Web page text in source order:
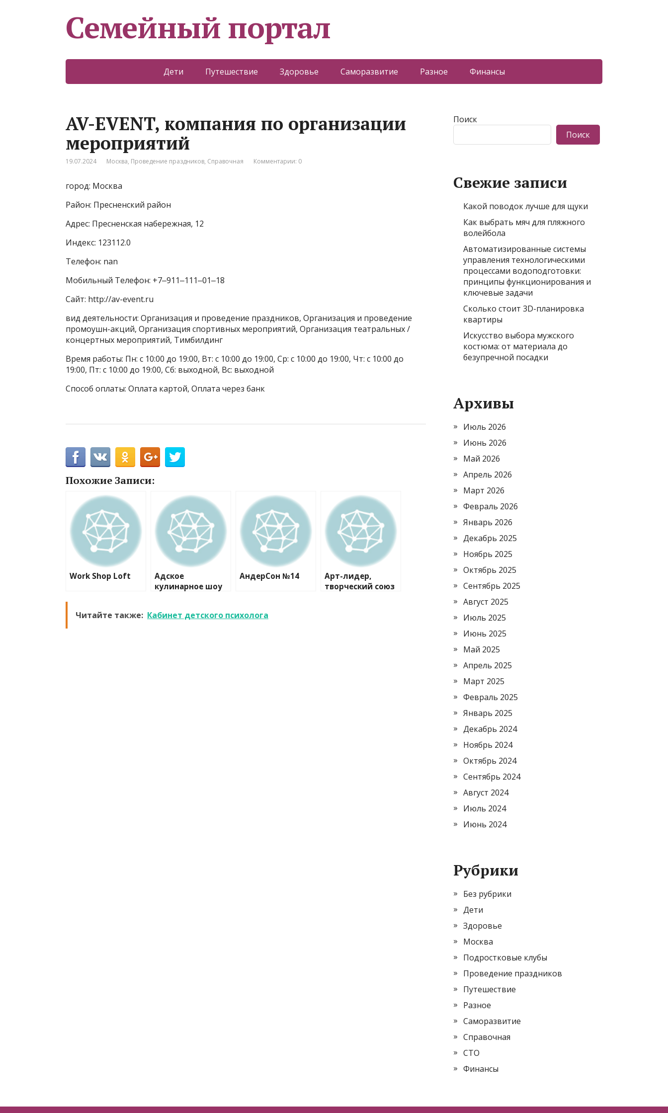
Семейный портал
Дети Путешествие Здоровье Саморазвитие Разное Финансы
AV-EVENT, компания по организации
мероприятий
19.07.2024 Москва, Проведение праздников, Справочная Комментарии: 0
город: Москва
Район: Пресненский район
Адрес: Пресненская набережная, 12
Индекс: 123112.0
Телефон: nan
Мобильный Телефон: +7‒911‒111‒01‒18
Сайт: http://av-event.ru
вид деятельности: Организация и проведение праздников, Организация и проведение
промоушн-акций, Организация спортивных мероприятий, Организация театральных /
концертных мероприятий, Тимбилдинг
Время работы: Пн: с 10:00 до 19:00, Вт: с 10:00 до 19:00, Ср: с 10:00 до 19:00, Чт: с 10:00 до
19:00, Пт: с 10:00 до 19:00, Сб: выходной, Вс: выходной
Способ оплаты: Оплата картой, Оплата через банк
Похожие Записи:
Work Shop Loft
Адское
кулинарное шоу
АндерСон №14
Арт-лидер,
творческий союз
Читайте также: Кабинет детского психолога
Поиск
Поиск
Свежие записи
Какой поводок лучше для щуки
Как выбрать мяч для пляжного
волейбола
Автоматизированные системы
управления технологическими
процессами водоподготовки:
принципы функционирования и
ключевые задачи
Сколько стоит 3D-планировка
квартиры
Искусство выбора мужского
костюма: от материала до
безупречной посадки
Архивы
Июль 2026
Июнь 2026
Май 2026
Апрель 2026
Март 2026
Февраль 2026
Январь 2026
Декабрь 2025
Ноябрь 2025
Октябрь 2025
Сентябрь 2025
Август 2025
Июль 2025
Июнь 2025
Май 2025
Апрель 2025
Март 2025
Февраль 2025
Январь 2025
Декабрь 2024
Ноябрь 2024
Октябрь 2024
Сентябрь 2024
Август 2024
Июль 2024
Июнь 2024
Рубрики
Без рубрики
Дети
Здоровье
Москва
Подростковые клубы
Проведение праздников
Путешествие
Разное
Саморазвитие
Справочная
СТО
Финансы